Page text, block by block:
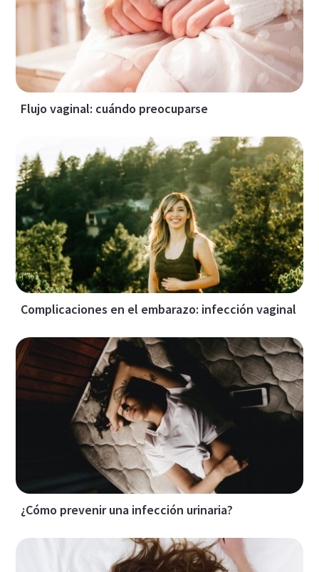
Flujo vaginal: cuándo preocuparse
Complicaciones en el embarazo: infección vaginal
¿Cómo prevenir una infección urinaria?